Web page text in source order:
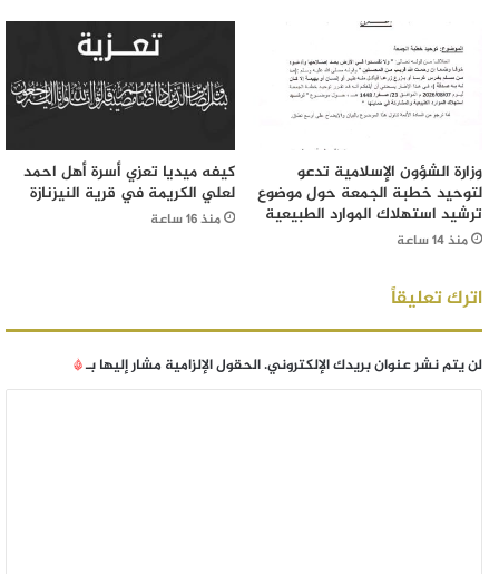
وزارة الشؤون الإسلامية تدعو
لتوحيد خطبة الجمعة حول موضوع
ترشيد استهلاك الموارد الطبيعية
منذ 14 ساعة
كيفه ميديا تعزي أسرة أهل احمد
لعلي الكريمة في قرية النيزنازة
منذ 16 ساعة
اترك تعليقاً
لن يتم نشر عنوان بريدك الإلكتروني.الحقول الإلزامية مشار إليها بـ*